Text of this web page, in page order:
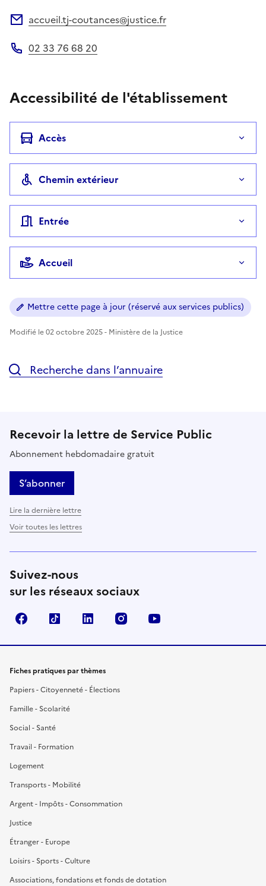
accueil.tj-coutances@justice.fr
02 33 76 68 20
Accessibilité de l'établissement
Accès
Chemin extérieur
Entrée
Accueil
Mettre cette page à jour (réservé aux services publics)
Modifié le 02 octobre 2025 - Ministère de la Justice
Recherche dans l’annuaire
Recevoir la lettre de Service Public
Abonnement hebdomadaire gratuit
S’abonner
Lire la dernière lettre
Voir toutes les lettres
Suivez-nous
sur les réseaux sociaux
FacebookTikTok LinkedIn Instagram
Fiches pratiques par thèmes
Papiers - Citoyenneté - Élections
Famille - Scolarité
Social - Santé
Travail - Formation
Logement
Transports - Mobilité
Argent - Impôts - Consommation
Justice
Étranger - Europe
Loisirs - Sports - Culture
Associations, fondations et fonds de dotation